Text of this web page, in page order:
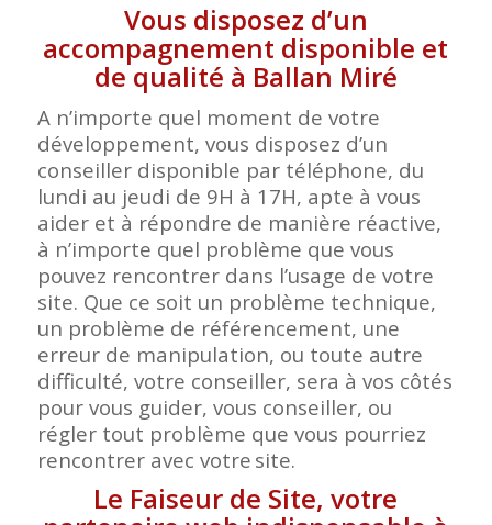
Vous disposez d’un
accompagnement disponible et
de qualité à Ballan Miré
A n’importe quel moment de votre
développement, vous disposez d’un
conseiller disponible par téléphone, du
lundi au jeudi de 9H à 17H, apte à vous
aider et à répondre de manière réactive,
à n’importe quel problème que vous
pouvez rencontrer dans l’usage de votre
site. Que ce soit un problème technique,
un problème de référencement, une
erreur de manipulation, ou toute autre
difficulté, votre conseiller, sera à vos côtés
pour vous guider, vous conseiller, ou
régler tout problème que vous pourriez
rencontrer avec votre site.
Le Faiseur de Site, votre